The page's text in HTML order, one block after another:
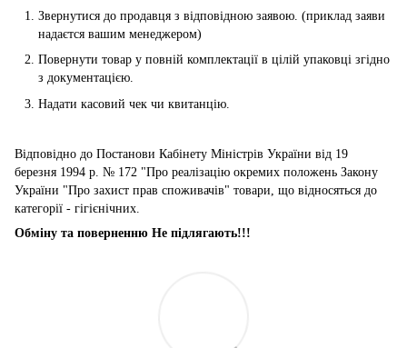
Звернутися до продавця з відповідною заявою. (приклад заяви
надаєтся вашим менеджером)
Повернути товар у повній комплектації в цілій упаковці згідно
з документацією.
Надати касовий чек чи квитанцію.
Відповідно до Постанови Кабінету Міністрів України від 19
березня 1994 р. № 172 "Про реалізацію окремих положень Закону
України "Про захист прав споживачів" товари, що відносяться до
категорії - гігієнічних.
Обміну та поверненню Не підлягають!!!